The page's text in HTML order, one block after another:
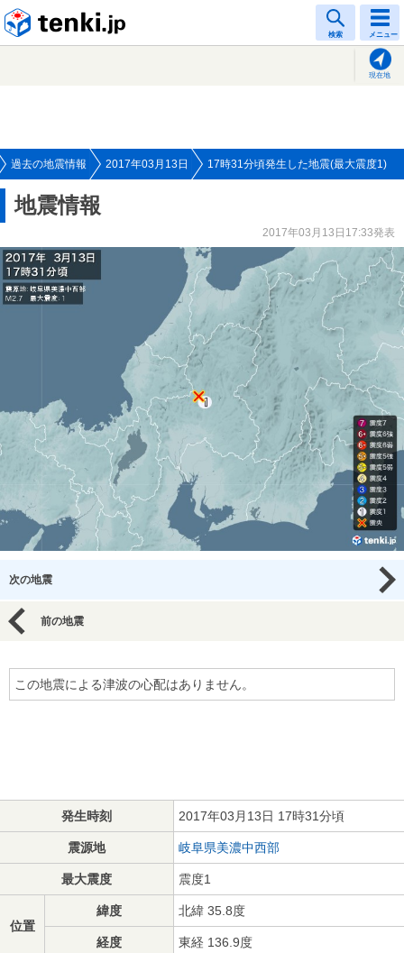
検索 メニュー
現在地
過去の地震情報 2017年03月13日 17時31分頃発生した地震(最大震度1)
地震情報
2017年03月13日17:33発表
次の地震
前の地震
この地震による津波の心配はありません。
発生時刻 2017年03月13日 17時31分頃
震源地 岐阜県美濃中西部
最大震度 震度1
位置
緯度 北緯 35.8度
経度 東経 136.9度